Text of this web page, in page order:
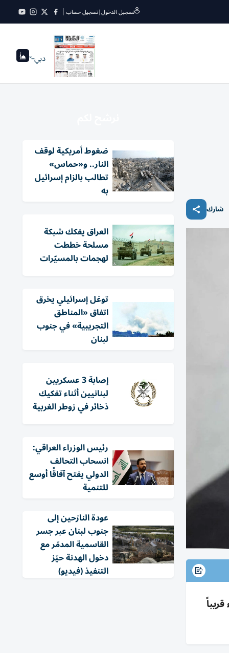
تسجيل الدخول|تسجيل حساب
دبي--°
شارك
ضغوط أمريكية لوقف
النار.. و«حماس»
تطالب بالزام إسرائيل
به
العراق يفكك شبكة
مسلحة خططت
لهجمات بالمسيّرات
توغل إسرائيلي يخرق
اتفاق «المناطق
التجريبية» في جنوب
لبنان
إصابة 3 عسكريين
لبنانيين أثناء تفكيك
ذخائر في زوطر الغربية
رئيس الوزراء العراقي:
انسحاب التحالف
الدولي يفتح آفاقًا أوسع
للتنمية
عودة النازحين إلى
جنوب لبنان عبر جسر
القاسمية المدمّر مع
دخول الهدنة حيّز
التنفيذ (فيديو)